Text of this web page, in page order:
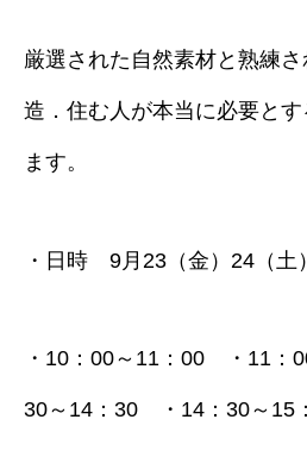
厳選された自然素材と熟練
造．住む人が本当に必要と
ます。
・日時 9月23（金）24（土
・10：00～11：00 ・11：
30～14：30 ・14：30～15